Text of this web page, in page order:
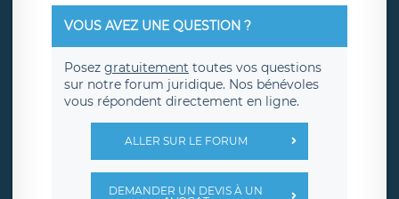
VOUS AVEZ UNE QUESTION ?
Posez gratuitement toutes vos questions
sur notre forum juridique. Nos bénévoles
vous répondent directement en ligne.
ALLER SUR LE FORUM
DEMANDER UN DEVIS À UN